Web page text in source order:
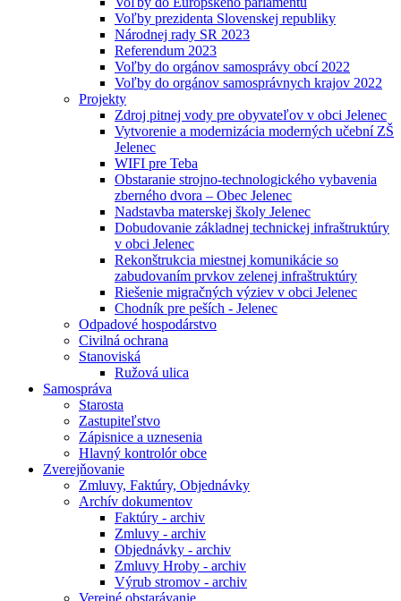
Voľby prezidenta Slovenskej republiky
Národnej rady SR 2023
Referendum 2023
Voľby do orgánov samosprávy obcí 2022
Voľby do orgánov samosprávnych krajov 2022
Projekty
Zdroj pitnej vody pre obyvateľov v obci Jelenec
Vytvorenie a modernizácia moderných učební ZŠ
Jelenec
WIFI pre Teba
Obstaranie strojno-technologického vybavenia
zberného dvora – Obec Jelenec
Nadstavba materskej školy Jelenec
Dobudovanie základnej technickej infraštruktúry
v obci Jelenec
Rekonštrukcia miestnej komunikácie so
zabudovaním prvkov zelenej infraštruktúry
Riešenie migračných výziev v obci Jelenec
Chodník pre peších - Jelenec
Odpadové hospodárstvo
Civilná ochrana
Stanoviská
Ružová ulica
Samospráva
Starosta
Zastupiteľstvo
Zápisnice a uznesenia
Hlavný kontrolór obce
Zverejňovanie
Zmluvy, Faktúry, Objednávky
Archív dokumentov
Faktúry - archiv
Zmluvy - archiv
Objednávky - archiv
Zmluvy Hroby - archiv
Výrub stromov - archiv
Verejné obstarávanie